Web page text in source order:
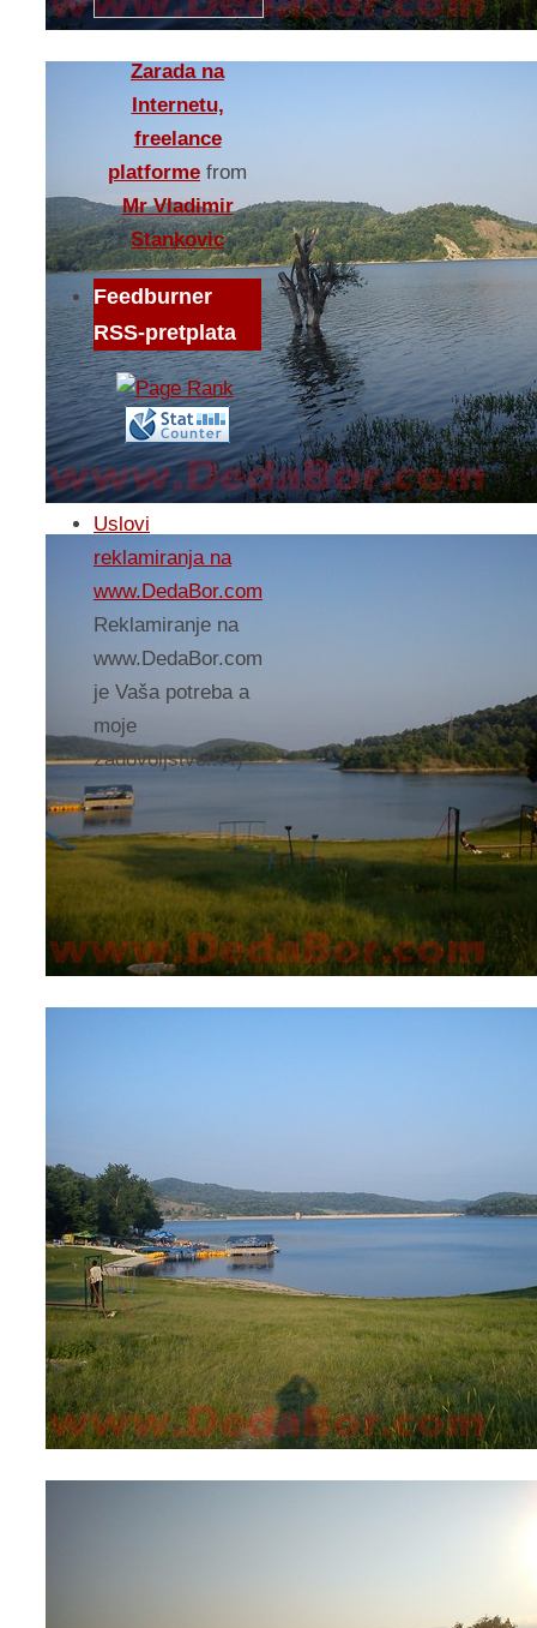
Zarada na
Internetu,
freelance
platforme from
Mr Vladimir
Stankovic
Feedburner
RSS-pretplata
Uslovi
reklamiranja na
www.DedaBor.com
Reklamiranje na
www.DedaBor.com
je Vaša potreba a
moje
zadovoljstvo!!! :)